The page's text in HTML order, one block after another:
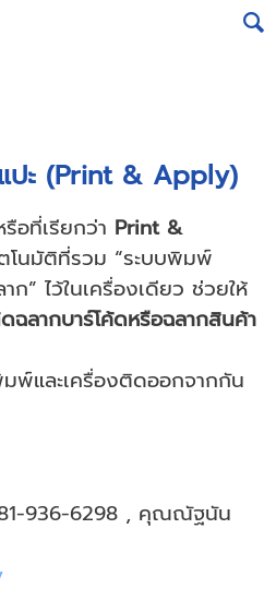
ะ (Print & Apply)
รือที่เรียกว่า Print &
โนมัติที่รวม “ระบบพิมพ์
ก” ไว้ในเครื่องเดียวช่วยให้
ลากบาร์โค้ดหรือฉลากสินค้า
พ์และเครื่องติดออกจากกัน
936-6298 , คุณณัฐนัน